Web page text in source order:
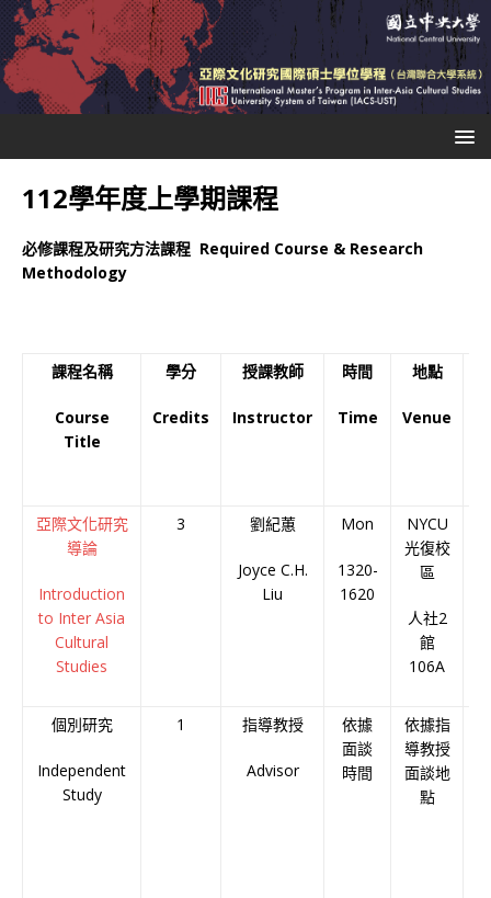
112學年度上學期課程
必修課程及研究方法課程 Required Course & Research
Methodology
課程名稱
Course
Title
學分
Credits
授課教師
Instructor
時間
Time
地點
Venue
亞際文化研究
導論
Introduction
to Inter Asia
Cultural
Studies
3 劉紀蕙
Joyce C.H.
Liu
Mon
1320-
1620
NYCU
光復校
區
人社2
館
106A
個別研究
Independent
Study
1 指導教授
Advisor
依據
面談
時間
依據指
導教授
面談地
點